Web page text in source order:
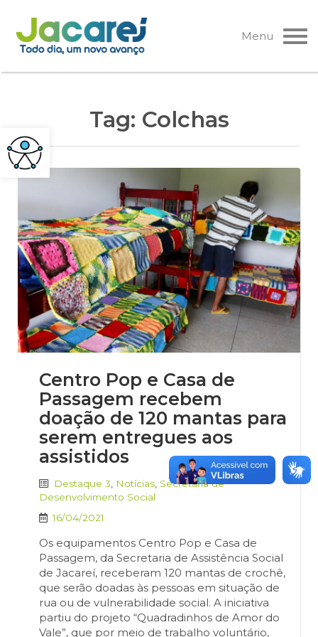
Pular
para
o
Menu
Tag: Colchas
Centro Pop e Casa de
Passagem recebem
doação de 120 mantas para
serem entregues aos
assistidos
Destaque 3 Notícias Secretaria de
Desenvolvimento Social
16/04/2021
Os equipamentos Centro Pop e Casa de
Passagem, da Secretaria de Assistência Social
de Jacareí, receberam 120 mantas de crochê,
que serão doadas às pessoas em situação de
rua ou de vulnerabilidade social. A iniciativa
partiu do projeto “Quadradinhos de Amor do
Vale”, que por meio de trabalho voluntário,